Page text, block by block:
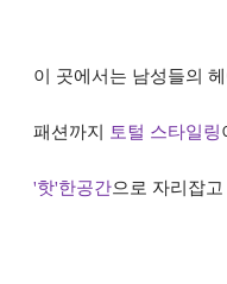
이 곳에서는 남성들의
패션까지 토털 스타일링
'핫'한공간으로 자리잡